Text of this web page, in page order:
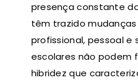
presença constante
têm trazido
profissional, pessoal e
escolares não podem
hibridez que